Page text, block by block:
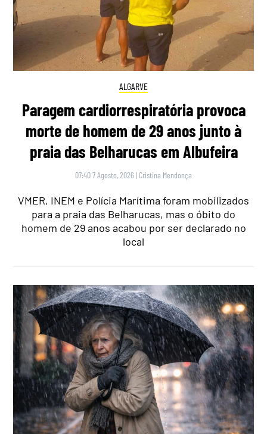
ALGARVE
Paragem cardiorrespiratória provoca
morte de homem de 29 anos junto à
praia das Belharucas em Albufeira
07:40 7 Agosto, 2026 | Cristina Mendonça
VMER, INEM e Polícia Marítima foram mobilizados
para a praia das Belharucas, mas o óbito do
homem de 29 anos acabou por ser declarado no
local